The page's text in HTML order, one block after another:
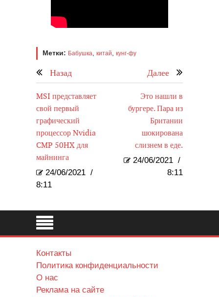
Метки: Бабушка, китай, кунг-фу
Назад Далее
MSI представляет
свой первый
графический
процессор Nvidia
CMP 50HX для
майнинга
24/06/2021 /
8:11
Это нашли в
бургере. Пара из
Британии
шокирована
слизнем в еде.
24/06/2021 /
8:11
Контакты
Политика конфиденциальности
О нас
Реклама на сайте